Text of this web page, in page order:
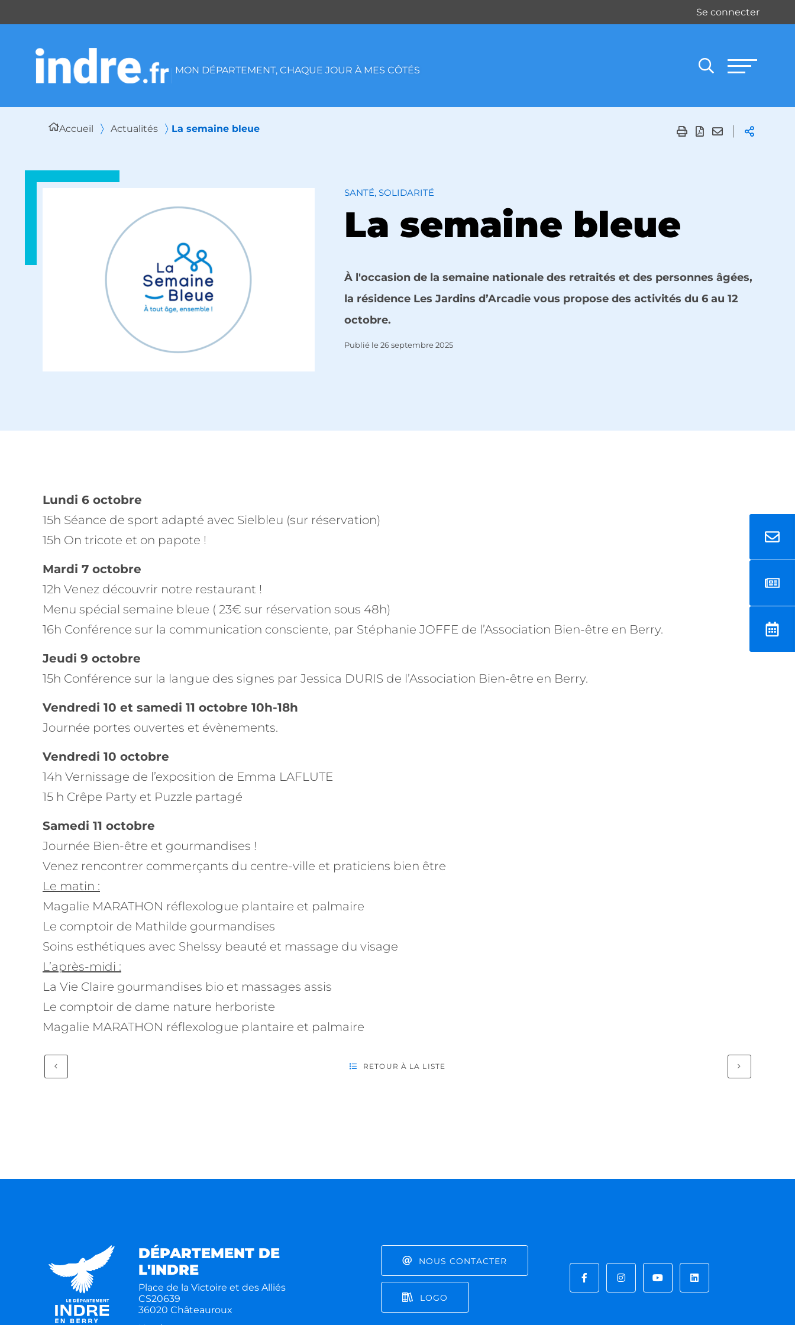
Se connecter
MON DÉPARTEMENT, CHAQUE JOUR À MES CÔTÉS
Accueil Actualités La semaine bleue
SANTÉ, SOLIDARITÉ
La semaine bleue
À l'occasion de la semaine nationale des retraités et des personnes âgées,
la résidence Les Jardins d’Arcadie vous propose des activités du 6 au 12
octobre.
Publié le26 septembre 2025
Lundi 6 octobre
15h Séance de sport adapté avec Sielbleu (sur réservation)
15h On tricote et on papote !
Mardi 7 octobre
12h Venez découvrir notre restaurant !
Menu spécial semaine bleue ( 23€ sur réservation sous 48h)
16h Conférence sur la communication consciente, par Stéphanie JOFFE de l’Association Bien-être en Berry.
Jeudi 9 octobre
15h Conférence sur la langue des signes par Jessica DURIS de l’Association Bien-être en Berry.
Vendredi 10 et samedi 11 octobre 10h-18h
Journée portes ouvertes et évènements.
Vendredi 10 octobre
14h Vernissage de l’exposition de Emma LAFLUTE
15 h Crêpe Party et Puzzle partagé
Samedi 11 octobre
Journée Bien-être et gourmandises !
Venez rencontrer commerçants du centre-ville et praticiens bien être
Le matin :
Magalie MARATHON réflexologue plantaire et palmaire
Le comptoir de Mathilde gourmandises
Soins esthétiques avec Shelssy beauté et massage du visage
L’après-midi :
La Vie Claire gourmandises bio et massages assis
Le comptoir de dame nature herboriste
Magalie MARATHON réflexologue plantaire et palmaire
RETOUR À LA LISTE
DÉPARTEMENT DE
L'INDRE
Place de la Victoire et des Alliés
CS20639
36020 Châteauroux
NOUS CONTACTER
LOGO